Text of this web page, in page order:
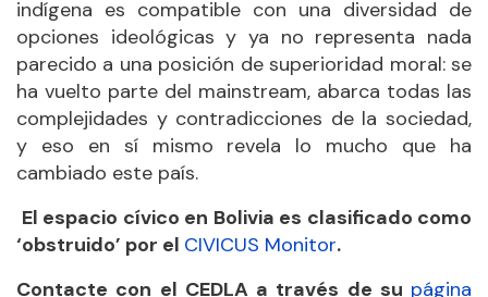
indígena es compatible con una diversidad de
opciones ideológicas y ya no representa nada
parecido a una posición de superioridad moral: se
ha vuelto parte del mainstream, abarca todas las
complejidades y contradicciones de la sociedad,
y eso en sí mismo revela lo mucho que ha
cambiado este país.
El espacio cívico en Bolivia es clasificado como
‘obstruido’ por el CIVICUS Monitor.
Contacte con el CEDLA a través de su página